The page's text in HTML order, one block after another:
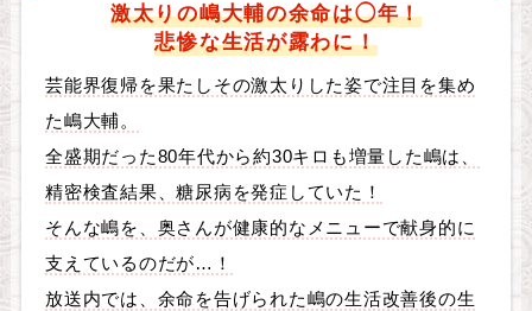
激太りの嶋大輔の余命は◯年！
悲惨な生活が露わに！
芸能界復帰を果たしその激太りした姿で注目を集め
た嶋大輔。
全盛期だった80年代から約30キロも増量した嶋は、
精密検査結果、糖尿病を発症していた！
そんな嶋を、奥さんが健康的なメニューで献身的に
支えているのだが…！
放送内では、余命を告げられた嶋の生活改善後の生